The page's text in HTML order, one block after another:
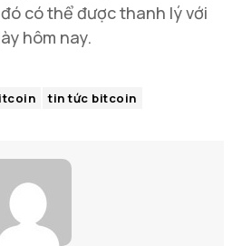
có thể được thanh lý với
hôm nay.
tin tức bitcoin